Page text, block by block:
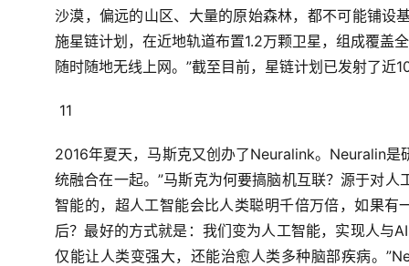
沙漠， 偏远的山区、大量的原始森林， 都不可能铺设
施星链计划， 在近地轨道布置1.2万颗卫星， 组成覆盖
随时随地无线上网。”截至目前， 星链计划已发射了近
11
2016年夏天， 马斯克又创办了Neuralink。 Neuralin是
统融合在一起。”马斯克为何要搞脑机互联？源于对人
智能的， 超人工智能会比人类聪明千倍万倍，如果有
后？最好的方式就是： 我们变为人工智能， 实现人与
仅能让人类变强大， 还能治愈人类多种脑部疾病。”